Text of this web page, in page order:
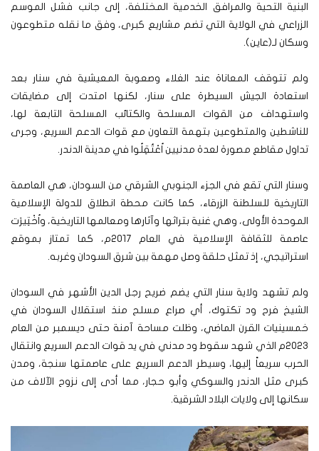
البنية التحية والمرافق الخدمية المختلفة، إلى جانب فشل الموسم
الزراعي في الولاية التي تضم مشاريع كبرى، وفق ما نقله متطوعون
وسكان لـ(عاين).
ولم تتوقف المعاناة عند الغلاء وصعوبة المعيشية في سنار بعد
استعادة الجيش السيطرة على سنار، لكنها امتدت إلى مضايقات
واستهداف من القوات المسلحة والكتائب المسلحة التابعة لها،
للناشطين والمتطوعين بتهمة التعاون مع قوات الدعم السريع، وجرى
تداول مقاطع مصورة لعدة مدنيين اُعْتُقِلُوا في مدينة الدندر.
وسنار التي تقع في الجزء الجنوبي الشرقي من السودان، هي العاصمة
التاريخية للسلطنة الزرقاء، كما كانت محطة انطلاق للدولة الإسلامية
الموحدة الأولى، وهي غنية بتراثها وآثارها ومعالمها التاريخية، واُخْتِيرَت
عاصمة للثقافة الإسلامية في العام 2017م، كما تمتاز بموقع
استراتيجي، إذ تمثل حلقة وصل مهمة بين شرق السودان وغربه.
ولم تشهد ولاية سنار التي يضم ضريح رجل الدين الأشهر في السودان
الشيخ فرح ود تكتوك، أي صراع مسلح منذ استقلال السودان في
خمسينيات القرن الماضي، وظلت مساحة آمنة حتى ديسمبر من العام
2023م الذي شهد سقوط ود مدني في يد قوات الدعم السريع وانتقال
الحرب سريعاً إليها، وسيطر الدعم السريع على عاصمتها سنجة، ومدن
كبرى مثل الدندر والسوكي وأبو حجار، مما أدى إلى نزوح الآلاف من
سكانها إلى ولايات البلاد الشرقية.